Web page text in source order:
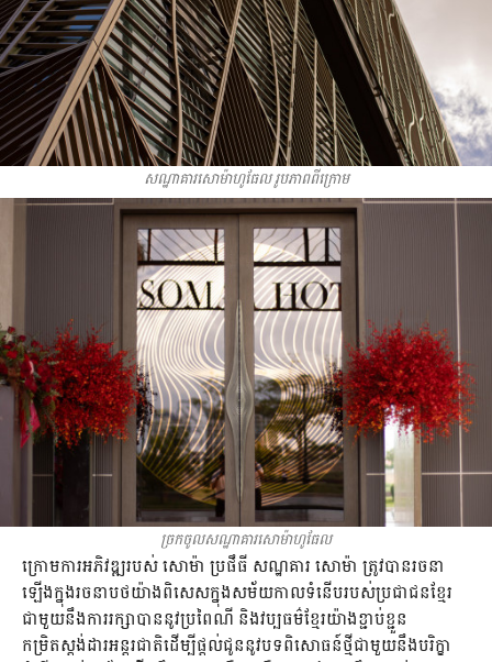
សណ្ឋាគារសោម៉ាហូធែល រូបភាពពីក្រោម
ច្រកចូលសណ្ឋាគារសោម៉ាហូធែល
ក្រោមការអភិវឌ្ឍរបស់ សោម៉ា ប្រផឹធី សណ្ឋគារ សោម៉ា ត្រូវបានរចនា
ឡើងក្នុងរចនាបថយ៉ាងពិសេសក្នុងសម័យកាលទំនើបរបស់ប្រជាជនខ្មែរ
ជាមួយនឹងការរក្សាបាននូវប្រពៃណី និងវប្បធម៌ខ្មែរយ៉ាងខ្ជាប់ខ្ជួន
កម្រិតស្ដង់ដារអន្តរជាតិដើម្បីផ្ដល់ជូននូវបទពិសោធន៍ថ្មីជាមួយនឹងបរិក្ខា